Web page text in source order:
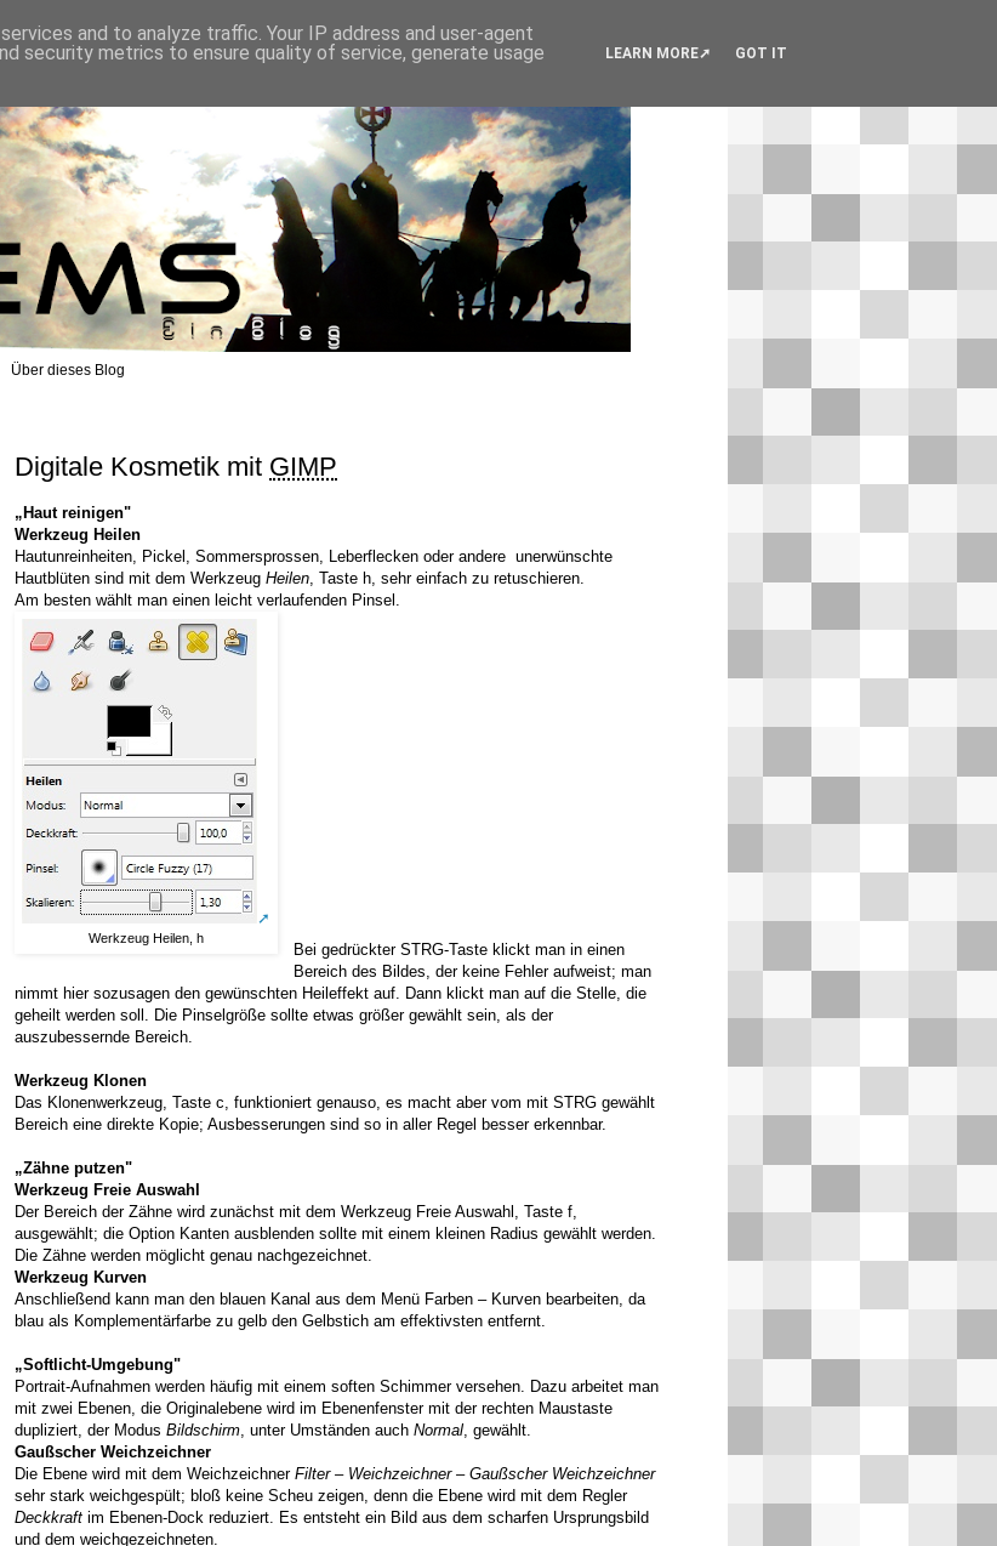
Über dieses Blog
Digitale Kosmetik mit GIMP
„Haut reinigen"
Werkzeug Heilen
Hautunreinheiten, Pickel, Sommersprossen, Leberflecken oder andere unerwünschte
Hautblüten sind mit dem Werkzeug Heilen, Taste h, sehr einfach zu retuschieren.
Am besten wählt man einen leicht verlaufenden Pinsel.
Werkzeug Heilen, h
Bei gedrückter STRG-Taste klickt man in einen
Bereich des Bildes, der keine Fehler aufweist; man
nimmt hier sozusagen den gewünschten Heileffekt auf. Dann klickt man auf die Stelle, die
geheilt werden soll. Die Pinselgröße sollte etwas größer gewählt sein, als der
auszubessernde Bereich.
Werkzeug Klonen
Das Klonenwerkzeug, Taste c, funktioniert genauso, es macht aber vom mit STRG gewählt
Bereich eine direkte Kopie; Ausbesserungen sind so in aller Regel besser erkennbar.
„Zähne putzen"
Werkzeug Freie Auswahl
Der Bereich der Zähne wird zunächst mit dem Werkzeug Freie Auswahl, Taste f,
ausgewählt; die Option Kanten ausblenden sollte mit einem kleinen Radius gewählt werden.
Die Zähne werden möglicht genau nachgezeichnet.
Werkzeug Kurven
Anschließend kann man den blauen Kanal aus dem Menü Farben – Kurven bearbeiten, da
blau als Komplementärfarbe zu gelb den Gelbstich am effektivsten entfernt.
„Softlicht-Umgebung"
Portrait-Aufnahmen werden häufig mit einem soften Schimmer versehen. Dazu arbeitet man
mit zwei Ebenen, die Originalebene wird im Ebenenfenster mit der rechten Maustaste
dupliziert, der Modus Bildschirm, unter Umständen auch Normal, gewählt.
Gaußscher Weichzeichner
Die Ebene wird mit dem Weichzeichner Filter – Weichzeichner – Gaußscher Weichzeichner
sehr stark weichgespült; bloß keine Scheu zeigen, denn die Ebene wird mit dem Regler
Deckkraft im Ebenen-Dock reduziert. Es entsteht ein Bild aus dem scharfen Ursprungsbild
und dem weichgezeichneten.
and to analyze traffic. Your IP address and user-agent
security metrics to ensure quality of service, generate usage
LEARN MORE GOT IT